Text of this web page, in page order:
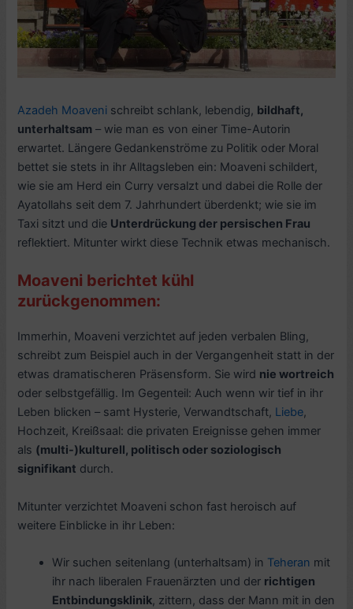
Azadeh Moaveni schreibt schlank, lebendig, bildhaft,
unterhaltsam – wie man es von einer Time-Autorin
erwartet. Längere Gedankenströme zu Politik oder Moral
bettet sie stets in ihr Alltagsleben ein: Moaveni schildert,
wie sie am Herd ein Curry versalzt und dabei die Rolle der
Ayatollahs seit dem 7. Jahrhundert überdenkt; wie sie im
Taxi sitzt und die Unterdrückung der persischen Frau
reflektiert. Mitunter wirkt diese Technik etwas mechanisch.
Moaveni berichtet kühl
zurückgenommen:
Immerhin, Moaveni verzichtet auf jeden verbalen Bling,
schreibt zum Beispiel auch in der Vergangenheit statt in der
etwas dramatischeren Präsensform. Sie wird nie wortreich
oder selbstgefällig. Im Gegenteil: Auch wenn wir tief in ihr
Leben blicken – samt Hysterie, Verwandtschaft, Liebe,
Hochzeit, Kreißsaal: die privaten Ereignisse gehen immer
als (multi-)kulturell, politisch oder soziologisch
signifikant durch.
Mitunter verzichtet Moaveni schon fast heroisch auf
weitere Einblicke in ihr Leben:
Wir suchen seitenlang (unterhaltsam) in Teheran mit
ihr nach liberalen Frauenärzten und der richtigen
Entbindungsklinik, zittern, dass der Mann mit in den